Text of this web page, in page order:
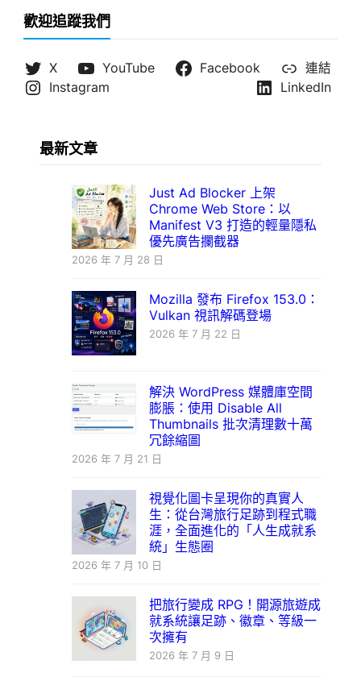
歡迎追蹤我們
X YouTube Facebook
連結
Instagram
LinkedIn
最新文章
Just Ad Blocker 上架
Chrome Web Store：以
Manifest V3 打造的輕量隱私
優先廣告攔截器
2026 年 7 月 28 日
Mozilla 發布 Firefox 153.0：
Vulkan 視訊解碼登場
2026 年 7 月 22 日
解決 WordPress 媒體庫空間
膨脹：使用 Disable All
Thumbnails 批次清理數十萬
冗餘縮圖
2026 年 7 月 21 日
視覺化圖卡呈現你的真實人
生：從台灣旅行足跡到程式職
涯，全面進化的「人生成就系
統」生態圈
2026 年 7 月 10 日
把旅行變成 RPG！開源旅遊成
就系統讓足跡、徽章、等級一
次擁有
2026 年 7 月 9 日